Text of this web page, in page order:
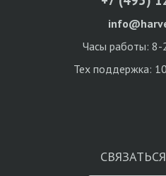
Часы работы:
Тех поддержка: